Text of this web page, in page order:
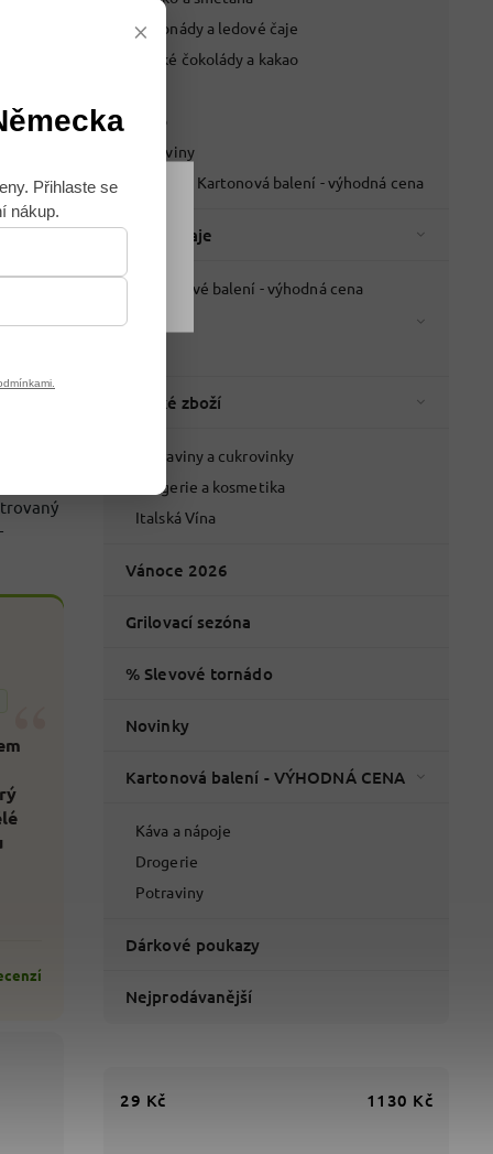
Souhlasím
Limonády a ledové čaje
Horké čokolády a kakao
Víno
Lihoviny
Nápoje - Kartonová balení - výhodná cena
Káva a čaje
Kartonové balení - výhodná cena
Italské zboží
Potraviny a cukrovinky
Drogerie a kosmetika
Italská Vína
Vánoce 2026
Grilovací sezóna
% Slevové tornádo
Novinky
Kartonová balení - VÝHODNÁ CENA
Káva a nápoje
Drogerie
Potraviny
Dárkové poukazy
Nejprodávanější
29 Kč 1130 Kč
“
×
Přihlaste se
nákup.